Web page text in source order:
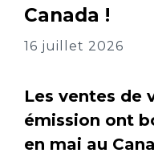
Canada !
16 juillet 2026
Les ventes de
émission ont
en mai au